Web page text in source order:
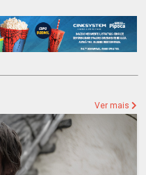
Ver mais